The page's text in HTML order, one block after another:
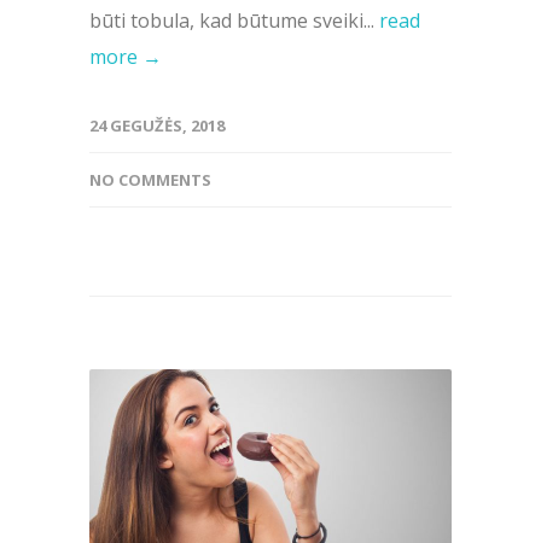
būti tobula, kad būtume sveiki... read
more →
24 GEGUŽĖS, 2018
NO COMMENTS